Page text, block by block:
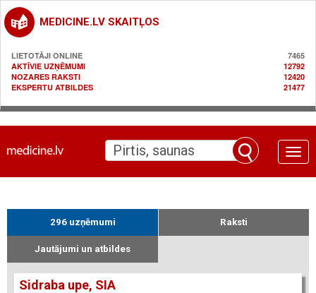
MEDICINE.LV SKAITĻOS
LIETOTĀJI ONLINE
7465
AKTĪVIE UZŅĒMUMI
12792
NOZARES RAKSTI
12420
EKSPERTU ATBILDES
21477
Toggle
296 uzņēmumi Raksti
Jautājumi un atbildes
Sidraba upe, SIA